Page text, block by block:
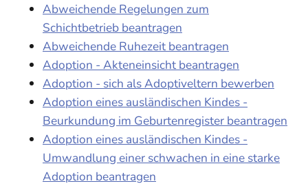
Abweichende Regelungen zum
Schichtbetrieb beantragen
Abweichende Ruhezeit beantragen
Adoption - Akteneinsicht beantragen
Adoption - sich als Adoptiveltern bewerben
Adoption eines ausländischen Kindes -
Beurkundung im Geburtenregister beantragen
Adoption eines ausländischen Kindes -
Umwandlung einer schwachen in eine starke
Adoption beantragen